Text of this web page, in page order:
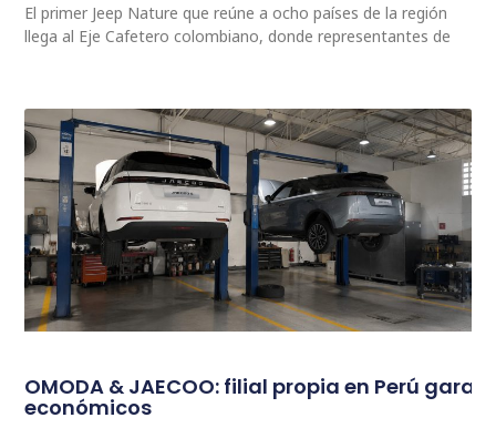
El primer Jeep Nature que reúne a ocho países de la región
llega al Eje Cafetero colombiano, donde representantes de
OMODA & JAECOO: filial propia en Perú
económicos